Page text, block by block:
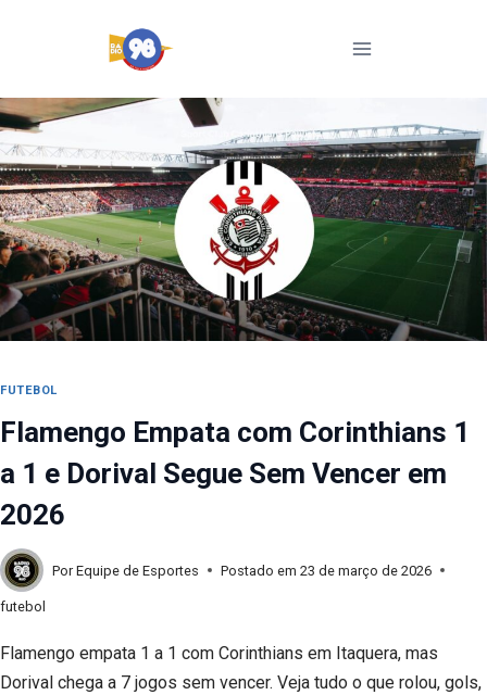
Conteúdo
FUTEBOL
Flamengo Empata com Corinthians 1
a 1 e Dorival Segue Sem Vencer em
2026
Por Equipe de Esportes Postado em 23 de março de 2026
futebol
Flamengo empata 1 a 1 com Corinthians em Itaquera, mas
Dorival chega a 7 jogos sem vencer. Veja tudo o que rolou, gols,